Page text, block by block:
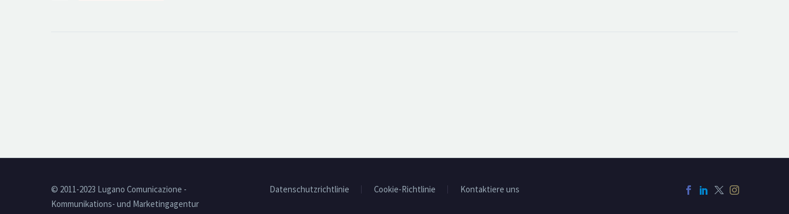
Datenschutzrichtlinie Cookie-Richtlinie Kontaktiere uns
© 2011-2023 Lugano Comunicazione -
Kommunikations- und Marketingagentur